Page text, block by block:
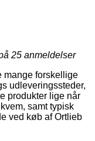
25 anmeldelser
mange forskellige
udleveringssteder,
produkter lige når
samt typisk
ved køb af Ortlieb